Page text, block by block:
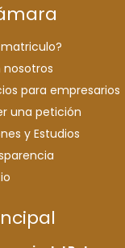
nosotros
para empresarios
una petición
y Estudios